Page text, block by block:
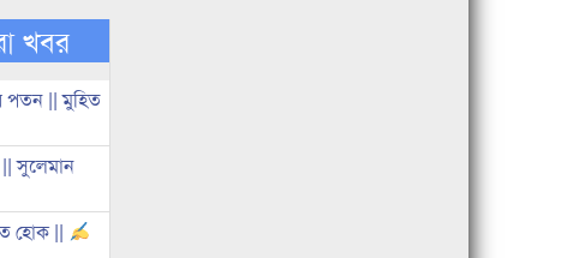
খবর
পতন || মুহিত
সুলেমান
হোক ||